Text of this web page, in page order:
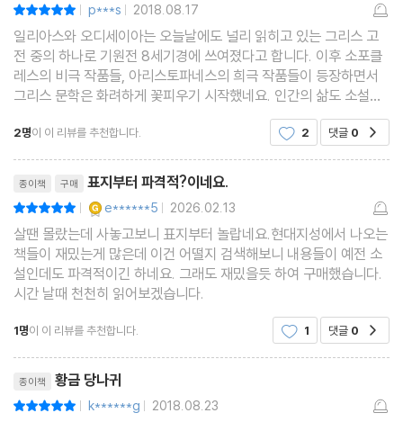
| p***s | 2018.08.17
일리아스와 오디세이아는 오늘날에도 널리 읽히고 있는 그리스 고
전 중의 하나로 기원전 8세기경에 쓰여졌다고 합니다. 이후 소포클
레스의 비극 작품들, 아리스토파네스의 희극 작품들이 등장하면서
그리스 문학은 화려하게 꽃피우기 시작했네요. 인간의 삶도 소설처
학을 통해 이루고 싶어서인지 문학은 큰 인기를
2명이 이 리뷰를 추천합니다. 2 댓글 0
종이책 구매 표지부터 파격적?이네요.
| e******5 | 2026.02.13
살땐 몰랐는데 사놓고보니 표지부터 놀랍네요.현대지성에서 나오는
책들이 재밌는게 많은데 이건 어떨지 검색해보니 내용들이 예전 소
설인데도 파격적이긴 하네요. 그래도 재밌을듯 하여 구매했습니다.
시간 날때 천천히 읽어보겠습니다.
1명이 이 리뷰를 추천합니다. 1 댓글 0
종이책 황금 당나귀
| k******g | 2018.08.23